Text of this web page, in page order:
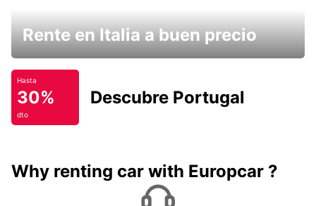
Rente en Italia a buen precio
Hasta
30%
dto
Descubre Portugal
Why renting car with Europcar ?